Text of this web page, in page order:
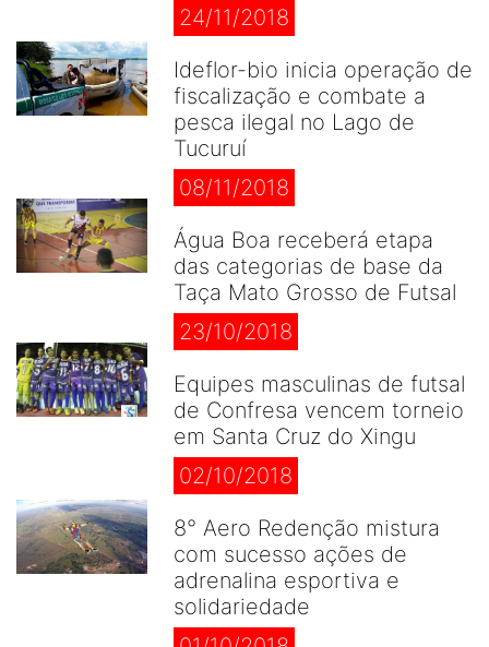
24/11/2018
Ideflor-bio inicia operação de
fiscalização e combate a
pesca ilegal no Lago de
Tucuruí
08/11/2018
Água Boa receberá etapa
das categorias de base da
Taça Mato Grosso de Futsal
23/10/2018
Equipes masculinas de futsal
de Confresa vencem torneio
em Santa Cruz do Xingu
02/10/2018
8° Aero Redenção mistura
com sucesso ações de
adrenalina esportiva e
solidariedade